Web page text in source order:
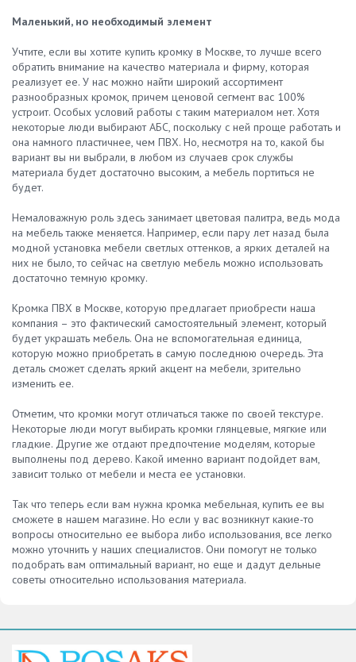
Маленький, но необходимый элемент
Учтите, если вы хотите купить кромку в Москве, то лучше всего
обратить внимание на качество материала и фирму, которая
реализует ее. У нас можно найти широкий ассортимент
разнообразных кромок, причем ценовой сегмент вас 100%
устроит. Особых условий работы с таким материалом нет. Хотя
некоторые люди выбирают АБС, поскольку с ней проще работать и
она намного пластичнее, чем ПВХ. Но, несмотря на то, какой бы
вариант вы ни выбрали, в любом из случаев срок службы
материала будет достаточно высоким, а мебель портиться не
будет.
Немаловажную роль здесь занимает цветовая палитра, ведь мода
на мебель также меняется. Например, если пару лет назад была
модной установка мебели светлых оттенков, а ярких деталей на
них не было, то сейчас на светлую мебель можно использовать
достаточно темную кромку.
Кромка ПВХ в Москве, которую предлагает приобрести наша
компания – это фактический самостоятельный элемент, который
будет украшать мебель. Она не вспомогательная единица,
которую можно приобретать в самую последнюю очередь. Эта
деталь сможет сделать яркий акцент на мебели, зрительно
изменить ее.
Отметим, что кромки могут отличаться также по своей текстуре.
Некоторые люди могут выбирать кромки глянцевые, мягкие или
гладкие. Другие же отдают предпочтение моделям, которые
выполнены под дерево. Какой именно вариант подойдет вам,
зависит только от мебели и места ее установки.
Так что теперь если вам нужна кромка мебельная, купить ее вы
сможете в нашем магазине. Но если у вас возникнут какие-то
вопросы относительно ее выбора либо использования, все легко
можно уточнить у наших специалистов. Они помогут не только
подобрать вам оптимальный вариант, но еще и дадут дельные
советы относительно использования материала.